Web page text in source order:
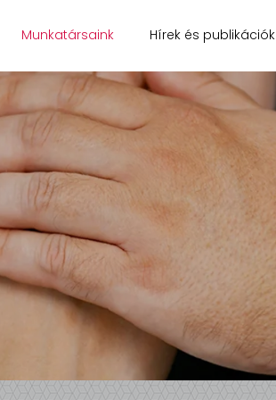
Munkatársaink Hírek és publikációk